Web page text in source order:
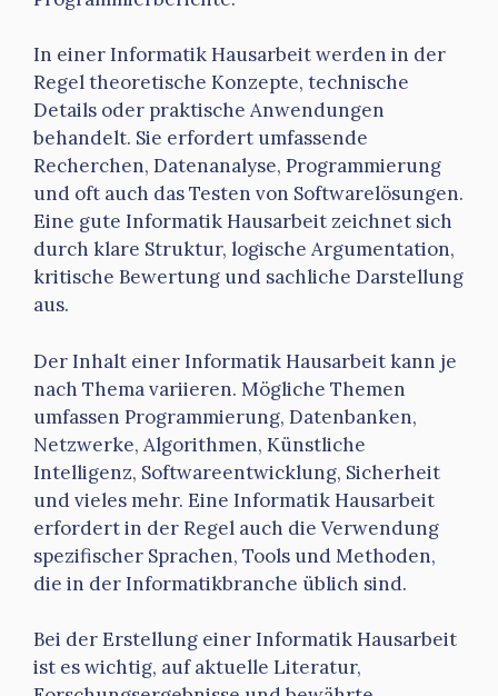
In einer Informatik Hausarbeit werden in der
Regel theoretische Konzepte, technische
Details oder praktische Anwendungen
behandelt. Sie erfordert umfassende
Recherchen, Datenanalyse, Programmierung
und oft auch das Testen von Softwarelösungen.
Eine gute Informatik Hausarbeit zeichnet sich
durch klare Struktur, logische Argumentation,
kritische Bewertung und sachliche Darstellung
aus.
Der Inhalt einer Informatik Hausarbeit kann je
nach Thema variieren. Mögliche Themen
umfassen Programmierung, Datenbanken,
Netzwerke, Algorithmen, Künstliche
Intelligenz, Softwareentwicklung, Sicherheit
und vieles mehr. Eine Informatik Hausarbeit
erfordert in der Regel auch die Verwendung
spezifischer Sprachen, Tools und Methoden,
die in der Informatikbranche üblich sind.
Bei der Erstellung einer Informatik Hausarbeit
ist es wichtig, auf aktuelle Literatur,